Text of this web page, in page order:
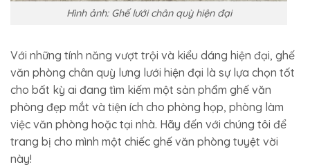
Hình ảnh: Ghế lưới chân quỳ hiện đại
Với những tính năng vượt trội và kiểu dáng hiện đại, ghế
văn phòng chân quỳ lưng lưới hiện đại là sự lựa chọn tốt
cho bất kỳ ai đang tìm kiếm một sản phẩm ghế văn
phòng đẹp mắt và tiện ích cho phòng họp, phòng làm
việc văn phòng hoặc tại nhà. Hãy đến với chúng tôi để
trang bị cho mình một chiếc ghế văn phòng tuyệt vời
này!